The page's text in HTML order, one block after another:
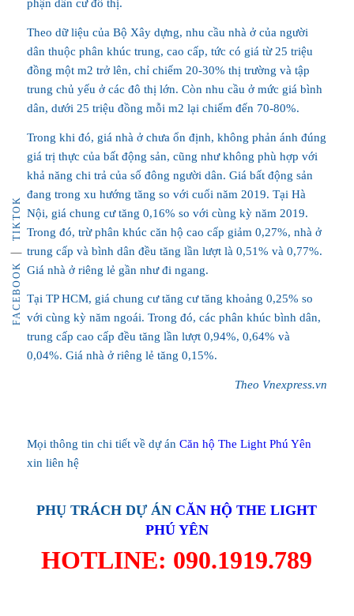
FACEBOOK
TIKTOK
phận dân cư đô thị.
Theo dữ liệu của Bộ Xây dựng, nhu cầu nhà ở của người
dân thuộc phân khúc trung, cao cấp, tức có giá từ 25 triệu
đồng một m2 trở lên, chỉ chiếm 20-30% thị trường và tập
trung chủ yếu ở các đô thị lớn. Còn nhu cầu ở mức giá bình
dân, dưới 25 triệu đồng mỗi m2 lại chiếm đến 70-80%.
Trong khi đó, giá nhà ở chưa ổn định, không phản ánh đúng
giá trị thực của bất động sản, cũng như không phù hợp với
khả năng chi trả của số đông người dân. Giá bất động sản
đang trong xu hướng tăng so với cuối năm 2019. Tại Hà
Nội, giá chung cư tăng 0,16% so với cùng kỳ năm 2019.
Trong đó, trừ phân khúc căn hộ cao cấp giảm 0,27%, nhà ở
trung cấp và bình dân đều tăng lần lượt là 0,51% và 0,77%.
Giá nhà ở riêng lẻ gần như đi ngang.
Tại TP HCM, giá chung cư tăng cư tăng khoảng 0,25% so
với cùng kỳ năm ngoái. Trong đó, các phân khúc bình dân,
trung cấp cao cấp đều tăng lần lượt 0,94%, 0,64% và
0,04%. Giá nhà ở riêng lẻ tăng 0,15%.
Theo Vnexpress.vn
Mọi thông tin chi tiết về dự án Căn hộ The Light Phú Yên
xin liên hệ
PHỤ TRÁCH DỰ ÁNCĂN HỘ THE LIGHT
PHÚ YÊN
HOTLINE: 090.1919.789